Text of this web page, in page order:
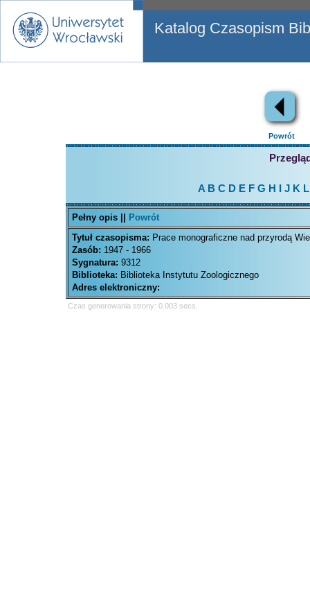
Katalog Czasopism
Powrót
A B C D EFG H J K L
Pełny opis ||
Powrót
Tytuł czasopisma: Prace monograficzne nad przyrodą
Zasób: 1947 - 1966
Sygnatura: 9312
Biblioteka: Biblioteka Instytutu Zoologicznego
Adres elektroniczny:
Czas generowania strony: 0.003 secs.